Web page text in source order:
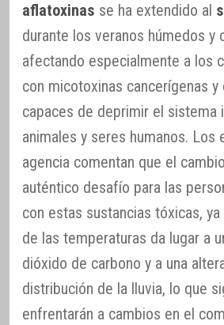
aflatoxinas se ha extendido al
durante los veranos húmedos y
afectando especialmente a los
con micotoxinas cancerígenas y
capaces de deprimir el sistema
animales y seres humanos. Los
agencia comentan que el
auténtico desafío para las
con estas sustancias tóxicas,
de las temperaturas da lugar a
dióxido de carbono y a una
distribución de la lluvia, lo que
enfrentarán a cambios en el